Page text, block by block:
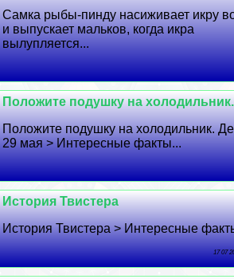
Самка рыбы-пинду насиживает икру
и выпускает мальков, когда икра
вылупляется...
Положите подушку на
Положите подушку на холодильник.
29 мая > Интересные факты...
История Твистера
История Твистера > Интересные
17 07